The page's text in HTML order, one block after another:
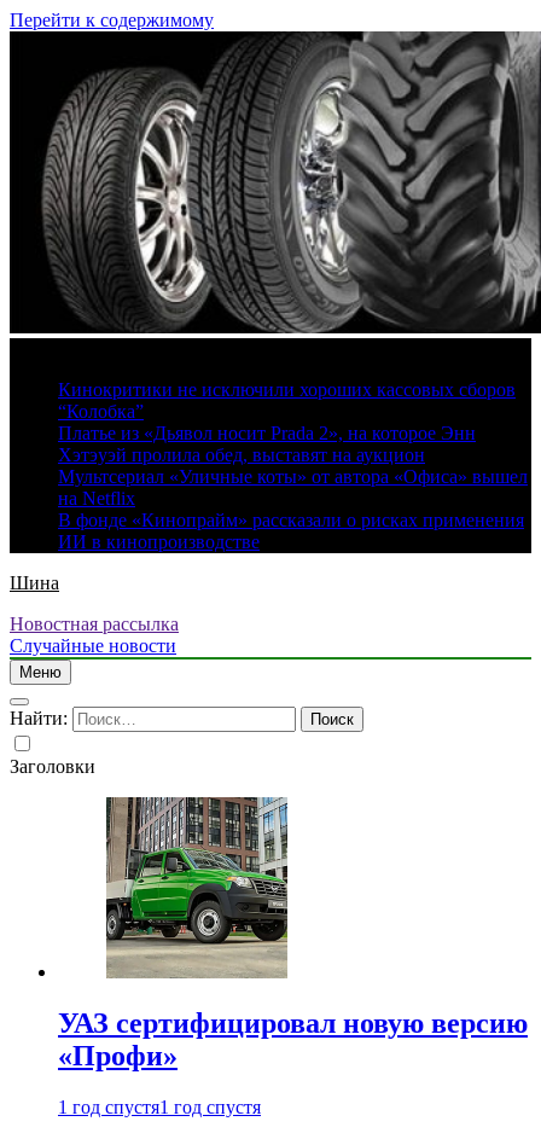
Перейти к содержимому
Кинокритики не исключили хороших кассовых сборов
“Колобка”
Платье из «Дьявол носит Prada 2», на которое Энн
Хэтэуэй пролила обед, выставят на аукцион
Мультсериал «Уличные коты» от автора «Офиса» вышел
на Netflix
В фонде «Кинопрайм» рассказали о рисках применения
ИИ в кинопроизводстве
Шина
Новостная рассылка
Случайные новости
Меню
Найти:
Заголовки
УАЗ сертифицировал новую версию
«Профи»
1 год спустя1 год спустя